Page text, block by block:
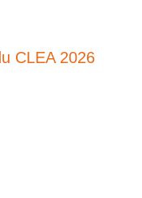
CLEA 2026